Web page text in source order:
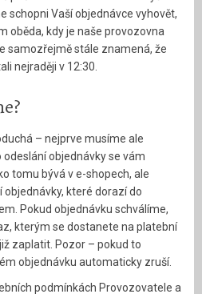
schopni Vaší objednávce vyhovět,
oběda, kdy je naše provozovna
samozřejmě stále znamená, že
nejraději v 12:30.
– nejprve musíme ale
objednávky se vám
tomu bývá v e-shopech, ale
které dorazí do
Pokud objednávku schválíme,
kterým se dostanete na platební
zaplatit. Pozor – pokud to
objednávku automaticky zruší.
podmínkách Provozovatele a